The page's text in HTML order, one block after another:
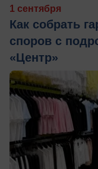
1 сентября
Как собрать
споров с
«Центр»